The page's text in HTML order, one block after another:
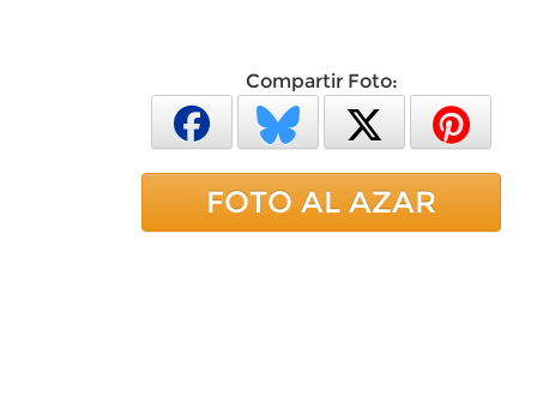
Compartir Foto:
FOTO AL AZAR